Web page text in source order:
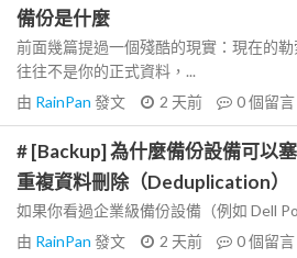
備份是什麼
前面幾篇提過一個殘酷的現實：現在的
往往不是你的正式資料，...
由 RainPan 發文 2 天前 0個留言
# [Backup] 為什麼備份設備可以
重複資料刪除（Deduplication）
如果你看過企業級備份設備（例如 Dell
由 RainPan 發文 2 天前 0個留言